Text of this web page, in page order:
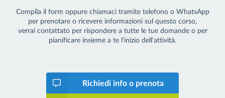
Compila il form oppure chiamaci tramite telefono o WhatsApp
per prenotare o ricevere informazioni sul questo corso,
verrai contattato per rispondere a tutte le tue domande o per
pianificare insieme a te l'inizio dell'attività.
Richiedi info o prenota